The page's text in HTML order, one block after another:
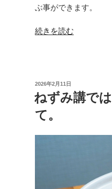
ぶ事ができます。
“マ
は
な
フ
続きを読む
投
稿
日:
2026年2月11日
ねずみ講で
て。